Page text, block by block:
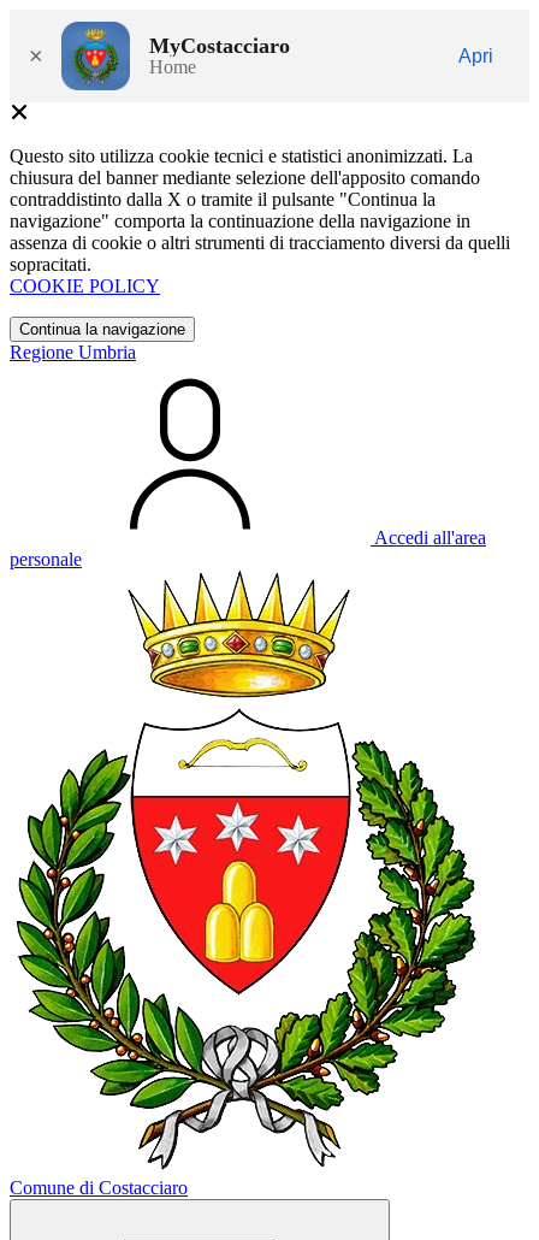
× MyCostacciaro
Home
Apri
Questo sito utilizza cookie tecnici e statistici anonimizzati. La
chiusura del banner mediante selezione dell'apposito comando
contraddistinto dalla X o tramite il pulsante "Continua la
navigazione" comporta la continuazione della navigazione in
assenza di cookie o altri strumenti di tracciamento diversi da quelli
sopracitati.
COOKIE POLICY
Continua la navigazione
Regione Umbria
Accedi all'area
personale
Comune di Costacciaro